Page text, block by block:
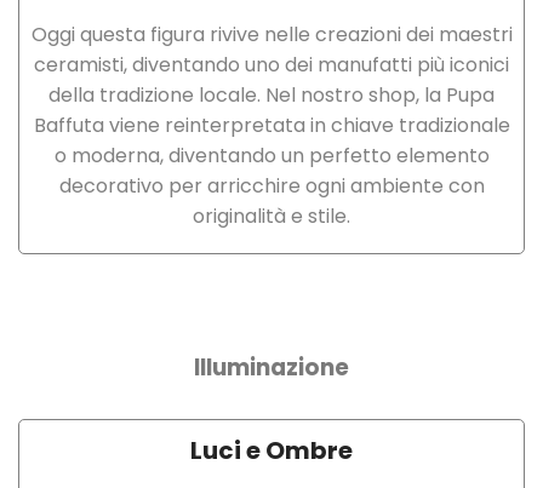
Oggi questa figura rivive nelle creazioni dei maestri
ceramisti, diventando uno dei manufatti più iconici
della tradizione locale. Nel nostro shop, la Pupa
Baffuta viene reinterpretata in chiave tradizionale
o moderna, diventando un perfetto elemento
decorativo per arricchire ogni ambiente con
originalità e stile.
Illuminazione
Luci e Ombre